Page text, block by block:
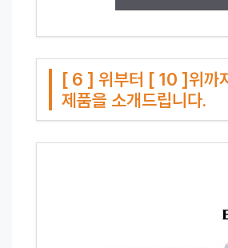
[ 6 ] 위부터 [ 10 ]위까
제품을 소개드립니다.